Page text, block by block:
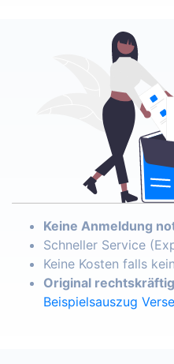
Keine Anmeldung
Schneller Service
Keine Kosten falls
Original
Beispielsauszug